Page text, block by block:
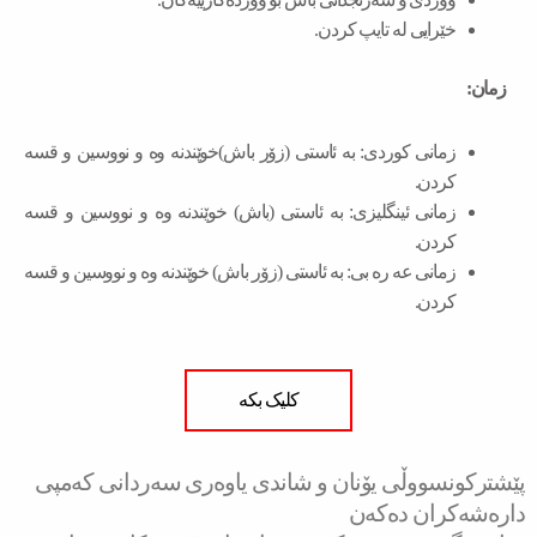
خێرایی لە تایپ کردن.
زمان:
زمانی كوردی: به ئاستی (زۆر باش)خوێندنه وه و نووسین و قسه
كردن.
زمانی ئینگلیزی: به ئاستی (باش) خوێندنه وه و نووسین و قسه
كردن.
زمانی عه ره بی: به ئاستی (زۆر باش) خوێندنه وه و نووسین و قسه
كردن.
کلیک بکە
Prev
پێشتركونسووڵی یۆنان و شاندی یاوەری سەردانی کەمپی
دارەشەکران دەكەن
Next